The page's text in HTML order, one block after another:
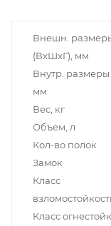
Внешн.
(ВxШxГ), мм
Внутр. размеры
мм
Вес, кг
Объем, л
Кол-во полок
Замок
Класс
Класс